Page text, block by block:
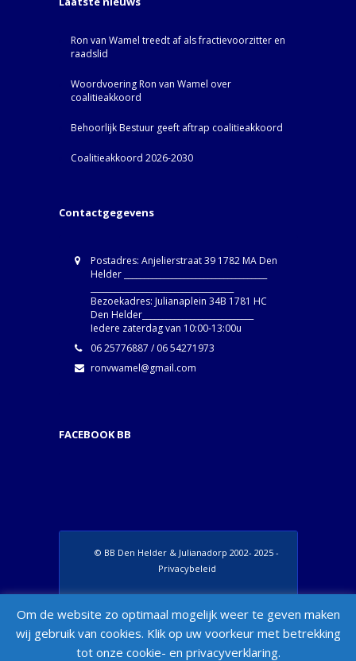
Ron van Wamel treedt af als fractievoorzitter en
raadslid
Woordvoering Ron van Wamel over
coalitieakkoord
Behoorlijk Bestuur geeft aftrap coalitieakkoord
Coalitieakkoord 2026-2030
Contactgegevens
Postadres: Anjelierstraat 39 1782 MA Den
Helder ____________________________________
Bezoekadres: Julianaplein 34B 1781 HC
Den Helder____________________________
Iedere zaterdag van 10:00-13:00u
06 25776887 / 06 54271973
ronvwamel@gmail.com
FACEBOOK BB
© BB Den Helder & Julianadorp 2002- 2025 -
Privacybeleid
Appearance > Menus > "Manage Locations"
Om de website zo optimaal mogelijk weer te geven maken
wij gebruik van cookies. Klik op uw voorkeur met betrekking
tot onze cookie- en privacyverklaring.